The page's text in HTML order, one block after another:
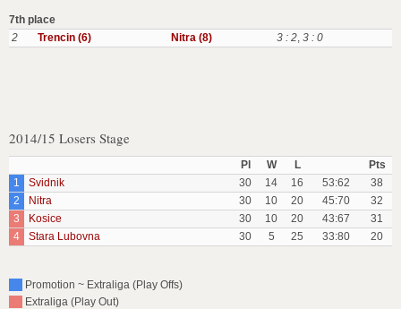
7th place
2
Trencin (6) Nitra (8) 3 : 2, 3 : 0
2014/15 Losers Stage
Pl W L
Pts
1
Svidnik 30 14 16 53:62
38
2
Nitra 30 10 20 45:70
32
3
Kosice 30 10 20 43:67
31
4
Stara Lubovna 30 5 25 33:80 20
Promotion ~ Extraliga (Play Offs)
Extraliga (Play Out)